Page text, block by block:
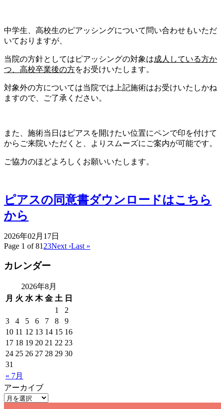
中学生、高校生のピアッシングについて問い合わせもいただ
いておりますが、
当院の方針としてはピアッシングの対象は成人している方か
つ、高校卒業後の方をお受けいたします。
対象外の方については当院では上記施術はお受けいたしかね
ますので、ご了承ください。
また、施術当日はピアスを開けたい位置にペンで印を付けて
からご来院いただくと、よりスムーズにご案内が可能です。
ご協力のほどよろしくお願いいたします。
ピアスの同意書ダウンロードはこちら
から
2026年02月17日
Page 1 of 81 23Next ›Last »
カレンダー
2026年8月
月 火 水 木 金 土 日
« 7月
1
2
3
4 5 6 7 8
9
10 11 12 13 14 15 16
17 18 19 20 21 22 23
24 25 26 27 28 29 30
31
アーカイブ